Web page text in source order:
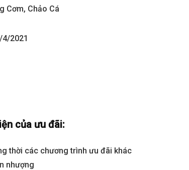
Cơm, Chảo Cá
2021
của ưu đãi:
thời các chương trình ưu đãi khác
nhượng
Gladia By The Waters